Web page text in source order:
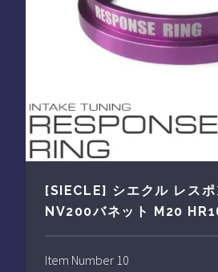
[SIECLE] シエクル レス
NV200バネット M20
Item Number 10